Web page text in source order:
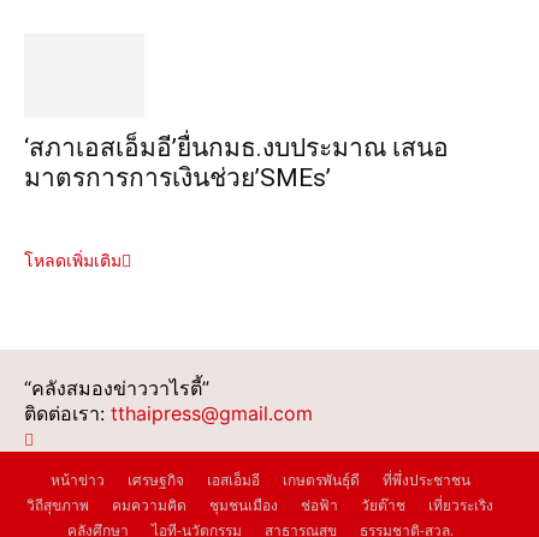
‘สภาเอสเอ็มอี’ยื่นกมธ.งบประมาณ เสนอ
มาตรการการเงินช่วย’SMEs’
โหลดเพิ่มเติม
“คลังสมองข่าววาไรตี้”
ติดต่อเรา: tthaipress@gmail.com
หน้าข่าว เศรษฐกิจ เอสเอ็มอี เกษตรพันธุ์ดี
ที่พึ่งประชาชน
วิถีสุขภาพ
คมความคิด ชุมชนเมือง ช่อฟ้า วัยต๊าช
เที่ยวระเริง
คลังศึกษา
ไอที-นวัตกรรม สาธารณสุข ธรรมชาติ-สวล.